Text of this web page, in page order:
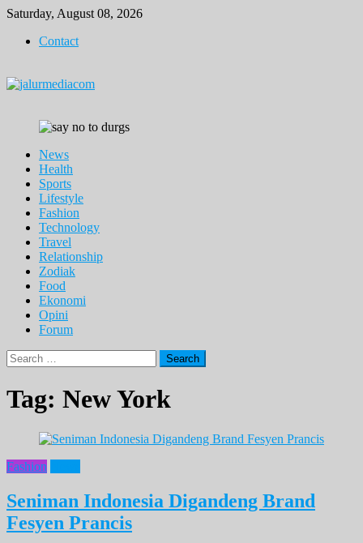
Skip
content
Saturday, August 08, 2026
Contact
News
Health
Sports
Lifestyle
Fashion
Technology
Travel
Relationship
Zodiak
Food
Ekonomi
Opini
Forum
Search
for:
Tag: New York
Fashion
Seniman Indonesia Digandeng Brand
Fesyen Prancis